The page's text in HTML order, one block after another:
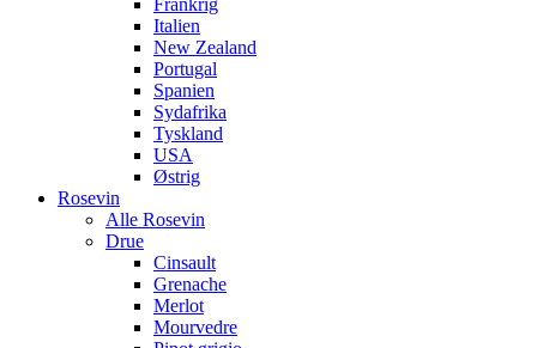
Italien
New Zealand
Portugal
Spanien
Sydafrika
Tyskland
USA
Østrig
Rosevin
Alle Rosevin
Drue
Cinsault
Grenache
Merlot
Mourvedre